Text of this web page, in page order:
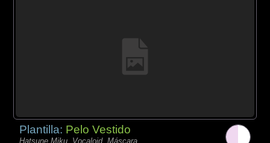
Plantilla: Pelo Vestido
Hatsune Miku, Vocaloid, Máscara,